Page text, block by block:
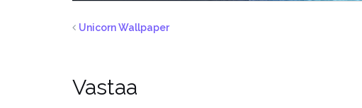
Unicorn Wallpaper
Vastaa